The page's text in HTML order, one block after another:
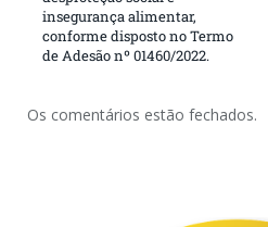
insegurança alimentar,
conforme disposto no Termo
de Adesão nº 01460/2022.
Os comentários estão fechados.